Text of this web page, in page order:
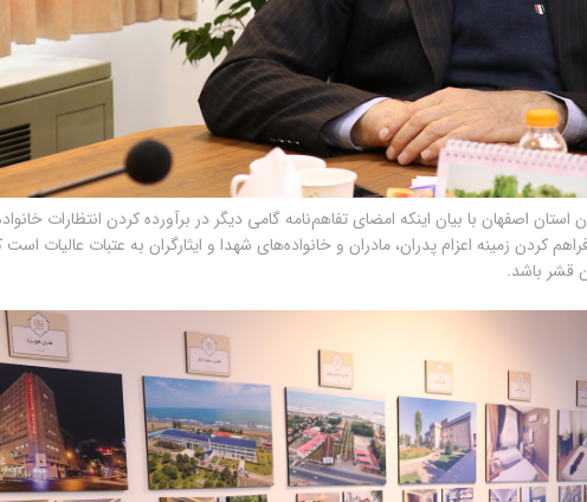
استان اصفهان با بیان اینکه امضای تفاهم‌نامه گامی دیگر در برآورده کردن انتظارات
کردن زمینه اعزام پدران، مادران و خانواده‌های شهدا و ایثارگران به عتبات عالیات است
قشر باشد.